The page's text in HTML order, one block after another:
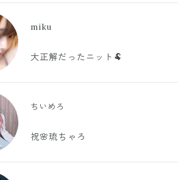
miku
大正解だったニット🐏
ちいめろ
祝🌸琉ちゃろ